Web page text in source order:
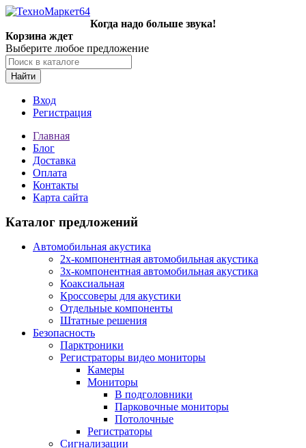
Когда надо больше звука!
Корзина ждет
Выберите любое предложение
Найти
Вход
Регистрация
Главная
Блог
Доставка
Оплата
Контакты
Карта сайта
Каталог предложений
Автомобильная акустика
2х-компонентная автомобильная акустика
3х-компонентная автомобильная акустика
Коаксиальная
Кроссоверы для акустики
Отдельные компоненты
Штатные решения
Безопасность
Парктроники
Регистраторы видео мониторы
Камеры
Мониторы
В подголовники
Парковочные мониторы
Потолочные
Регистраторы
Сигнализации